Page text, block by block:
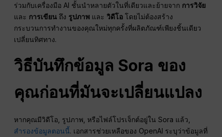
ร่วมกับเครื่องมือ AI ชั้นนำหลายตัวในที่เดียวและย้ายจาก การวิจัย
และ การเขียน ถึง รูปภาพ และวิดีโอ โดยไม่ต้องสร้าง
กระบวนการทำงานของคุณใหม่ทุกครั้งที่ผลิตภัณฑ์เพียงชิ้นเดียว
เปลี่ยนทิศทาง.
วิธีบันทึกข้อมูล Sora ของ
คุณก่อนที่มันจะเปลี่ยนแปลง
หากคุณมีวิดีโอ, รูปภาพ, หรือไฟล์โปรเจ็กต์อยู่ใน Sora แล้ว,
สำรองข้อมูลตอนนี้. เอกสารช่วยเหลือของ OpenAI ระบุว่าข้อมูลที่